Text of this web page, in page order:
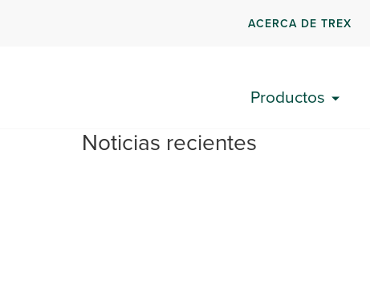
ACERCA DE TREX
Productos
Noticias recientes